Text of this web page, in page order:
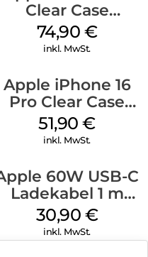
Clear Case
MagSafe
Transparent
74,90 €
inkl. MwSt.
Apple iPhone 16
Pro Clear Case
MagSafe
Transparent
51,90€
inkl. MwSt.
60W USB-C
Ladekabel 1 m
Weiß
30,90 €
inkl. MwSt.